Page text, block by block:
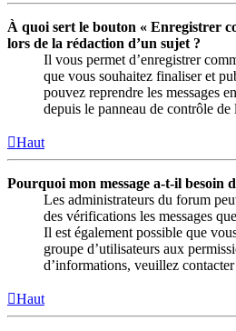
À quoi sert le bouton « Enregistrer
lors de la rédaction d’un sujet ?
Il vous permet d’enregistrer
que vous souhaitez finaliser et
pouvez reprendre les messages
depuis le panneau de contrôle de
Haut
Pourquoi mon message a-t-il besoin
Les administrateurs du forum
des vérifications les messages
Il est également possible que
groupe d’utilisateurs aux
d’informations, veuillez
Haut